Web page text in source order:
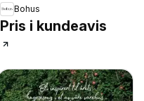
Bohus
Pris i kundeavis